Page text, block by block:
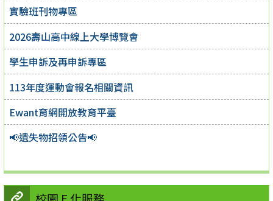
實驗班刊物專區
2026壽山高中線上大學博覽會
學生申訴及再申訴專區
113年度運動會報名相關資訊
Ewant育網開放教育平臺
📢遺失物招領公告📢